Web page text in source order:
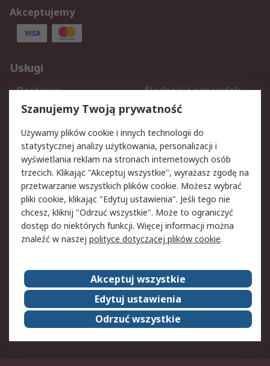
Akceptujemy
Usługi
Dostawa
Śledzenie przesyłek
Reklamacje i zwroty
Rejestracja
Aspekty prawne
Bezpieczeństwo e-
maila
Polityka dotycząca
plików cookie
Polityka prywatności
Użytkowanie witryny
Zastrzeżenia prawne
Warunki Sprzedaży
Kontakt
O firmie RS
RS na świecie
Kariera
Nagrody dla RS
ESG
Szanujemy Twoją prywatność
Używamy plików cookie i innych technologii do
statystycznej analizy użytkowania, personalizacji i
wyświetlania reklam na stronach internetowych osób
trzecich. Klikając "Akceptuj wszystkie", wyrażasz zgodę na
przetwarzanie wszystkich plików cookie. Możesz wybrać
pliki cookie, klikając "Edytuj ustawienia". Jeśli tego nie
chcesz, kliknij "Odrzuć wszystkie". Może to ograniczyć
dostęp do niektórych funkcji. Więcej informacji można
znaleźć w naszej polityce dotyczącej plików cookie.
Akceptuj wszystkie
Edytuj ustawienia
Odrzuć wszystkie